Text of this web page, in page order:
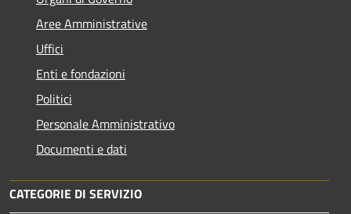
Aree Amministrative
Uffici
Enti e fondazioni
Politici
Personale Amministrativo
Documenti e dati
CATEGORIE DI SERVIZIO